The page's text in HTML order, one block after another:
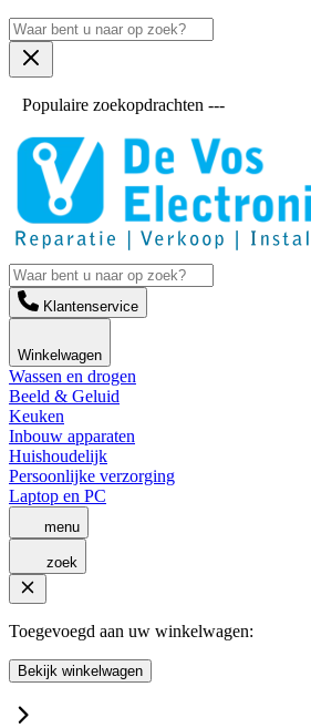
Populaire zoekopdrachten ---
Klantenservice
Winkelwagen
Wassen en drogen
Beeld & Geluid
Keuken
Inbouw apparaten
Huishoudelijk
Persoonlijke verzorging
Laptop en PC
menu
zoek
Toegevoegd aan uw winkelwagen:
Bekijk winkelwagen